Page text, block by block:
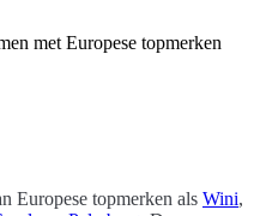
met Europese topmerken
Europese topmerken als Wini,